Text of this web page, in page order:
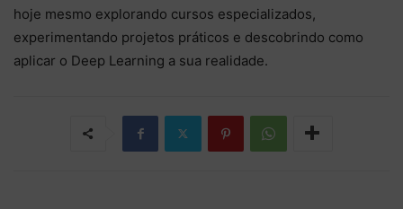
hoje mesmo explorando cursos especializados,
experimentando projetos práticos e descobrindo como
aplicar o Deep Learning a sua realidade.